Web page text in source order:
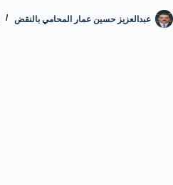
عبدالعزيز حسين عمار المحامي بالنقض